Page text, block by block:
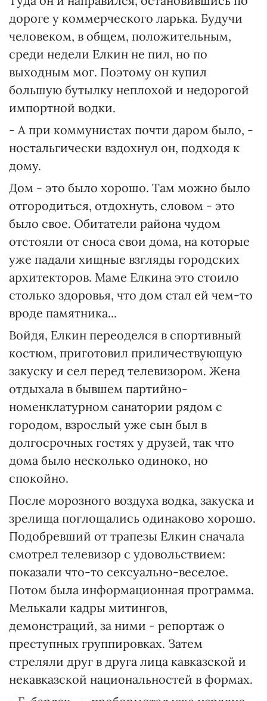
дороге у коммерческого ларька. Будучи
человеком, в общем, положительным,
среди недели Елкин не пил, но по
выходным мог. Поэтому он купил
большую бутылку неплохой и недорогой
импортной водки.
- А при коммунистах почти даром было, -
ностальгически вздохнул он, подходя к
дому.
Дом - это было хорошо. Там можно было
отгородиться, отдохнуть, словом - это
было свое. Обитатели района чудом
отстояли от сноса свои дома, на которые
уже падали хищные взгляды городских
архитекторов. Маме Елкина это стоило
столько здоровья, что дом стал ей чем-то
вроде памятника...
Войдя, Елкин переоделся в спортивный
костюм, приготовил приличествующую
закуску и сел перед телевизором. Жена
отдыхала в бывшем партийно-
номенклатурном санатории рядом с
городом, взрослый уже сын был в
долгосрочных гостях у друзей, так что
дома было несколько одиноко, но
спокойно.
После морозного воздуха водка, закуска и
зрелища поглощались одинаково хорошо.
Подобревший от трапезы Елкин сначала
смотрел телевизор с удовольствием:
показали что-то сексуально-веселое.
Потом была информационная программа.
Мелькали кадры митингов,
демонстраций, за ними - репортаж о
преступных группировках. Затем
стреляли друг в друга лица кавказской и
некавказской национальностей в формах.